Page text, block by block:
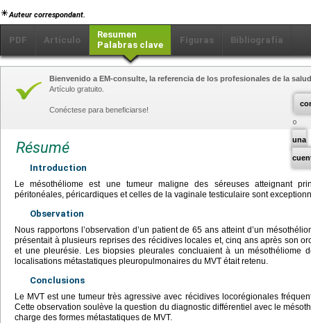
Auteur correspondant.
PDF Artículo
Resumen
Palabras clave
Figuras Bibliografía
una
Bienvenido a EM-consulte, la referencia de los profesionales de la
Artículo gratuito.
Conéctese para beneficiarse!
Résumé
Introduction
Le mésothéliome est une tumeur maligne des séreuses atteignant
péritonéales, péricardiques et celles de la vaginale testiculaire sont
Observation
Nous rapportons l’observation d’un patient de 65 ans atteint d’un
présentait à plusieurs reprises des récidives locales et, cinq ans après son
et une pleurésie. Les biopsies pleurales concluaient à un mésothéliome
localisations métastatiques pleuropulmonaires du MVT était retenu.
Conclusions
Le MVT est une tumeur très agressive avec récidives locorégionales
Cette observation soulève la question du diagnostic différentiel avec le
charge des formes métastatiques de MVT.